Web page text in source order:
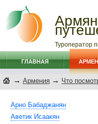
Туроператор
ГЛАВНАЯ
→ Армения → Что
Арно Бабаджанян
Аветик Исаакян